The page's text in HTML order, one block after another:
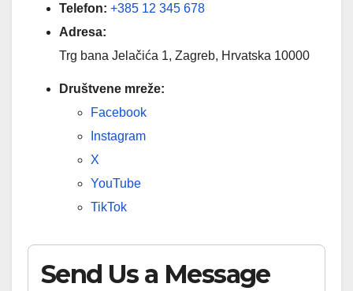
Telefon: +385 12 345 678
Adresa:
Trg bana Jelačića 1, Zagreb, Hrvatska 10000
Društvene mreže:
Facebook
Instagram
X
YouTube
TikTok
Send Us a Message